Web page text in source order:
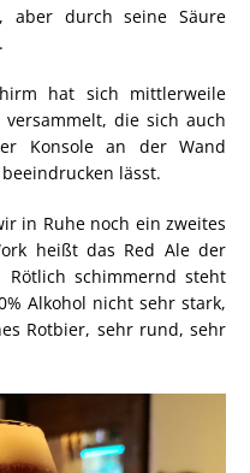
aber durch seine Säure
hat sich mittlerweile
die sich auch
Konsole an der Wand
lässt.
in Ruhe noch ein zweites
heißt das Red Ale der
Rötlich schimmernd steht
Alkohol nicht sehr stark,
Rotbier, sehr rund, sehr